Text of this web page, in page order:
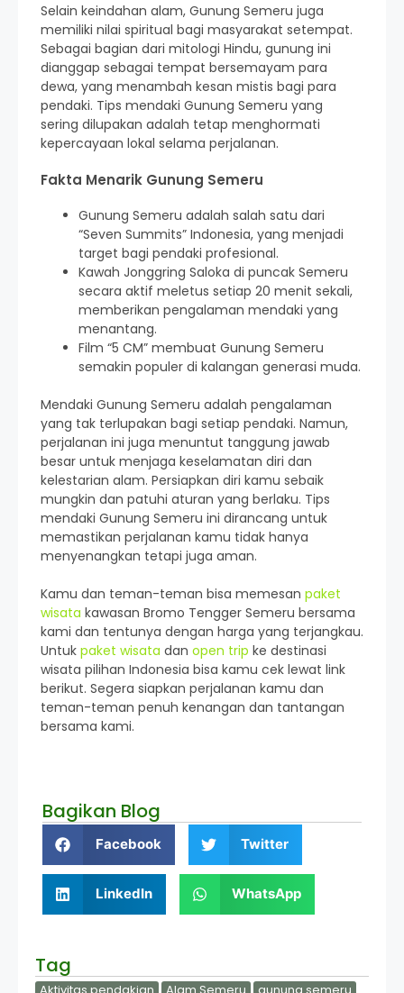
Selain keindahan alam, Gunung Semeru juga
memiliki nilai spiritual bagi masyarakat setempat.
Sebagai bagian dari mitologi Hindu, gunung ini
dianggap sebagai tempat bersemayam para
dewa, yang menambah kesan mistis bagi para
pendaki. Tips mendaki Gunung Semeru yang
sering dilupakan adalah tetap menghormati
kepercayaan lokal selama perjalanan.
Fakta Menarik Gunung Semeru
Gunung Semeru adalah salah satu dari
“Seven Summits” Indonesia, yang menjadi
target bagi pendaki profesional.
Kawah Jonggring Saloka di puncak Semeru
secara aktif meletus setiap 20 menit sekali,
memberikan pengalaman mendaki yang
menantang.
Film “5 CM” membuat Gunung Semeru
semakin populer di kalangan generasi muda.
Mendaki Gunung Semeru adalah pengalaman
yang tak terlupakan bagi setiap pendaki. Namun,
perjalanan ini juga menuntut tanggung jawab
besar untuk menjaga keselamatan diri dan
kelestarian alam. Persiapkan diri kamu sebaik
mungkin dan patuhi aturan yang berlaku. Tips
mendaki Gunung Semeru ini dirancang untuk
memastikan perjalanan kamu tidak hanya
menyenangkan tetapi juga aman.
Kamu dan teman-teman bisa memesan paket
wisata kawasan Bromo Tengger Semeru bersama
kami dan tentunya dengan harga yang terjangkau.
Untuk paket wisata dan open trip ke destinasi
wisata pilihan Indonesia bisa kamu cek lewat link
berikut. Segera siapkan perjalanan kamu dan
teman-teman penuh kenangan dan tantangan
bersama kami.
Bagikan Blog
Facebook Twitter
LinkedIn WhatsApp
Tag